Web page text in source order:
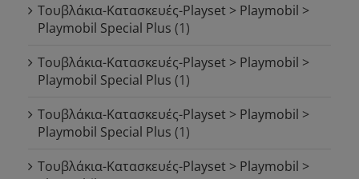
Τουβλάκια-Κατασκευές-Playset > Playmobil >
Playmobil Special Plus (1)
Τουβλάκια-Κατασκευές-Playset > Playmobil >
Playmobil Special Plus (1)
Τουβλάκια-Κατασκευές-Playset > Playmobil >
Playmobil Special Plus (1)
Τουβλάκια-Κατασκευές-Playset > Playmobil >